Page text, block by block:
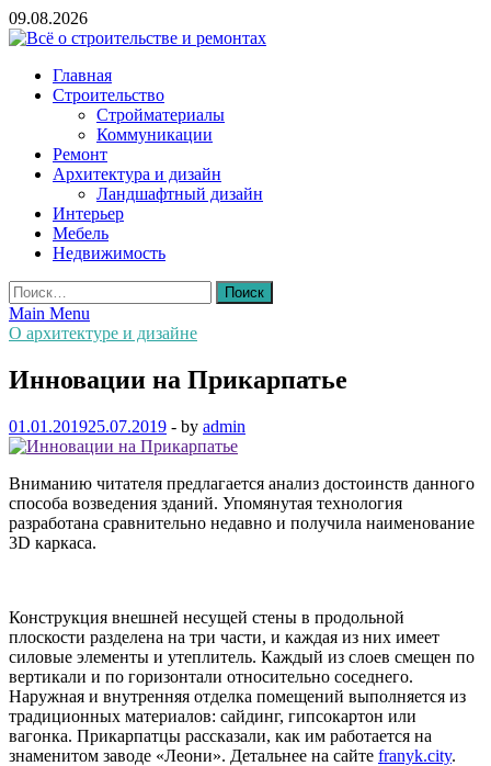
Skip
to
09.08.2026
Всё о строительстве и ремонтах
Главная
Строительство
Стройматериалы
Коммуникации
Ремонт
Архитектура и дизайн
Ландшафтный дизайн
Интерьер
Мебель
Недвижимость
Найти:
Main Menu
О архитектуре и дизайне
Инновации на Прикарпатье
01.01.201925.07.2019 - by admin
Вниманию читателя предлагается анализ достоинств данного
способа возведения зданий. Упомянутая технология
разработана сравнительно недавно и получила наименование
3D каркаса.
Конструкция внешней несущей стены в продольной
плоскости разделена на три части, и каждая из них имеет
силовые элементы и утеплитель. Каждый из слоев смещен по
вертикали и по горизонтали относительно соседнего.
Наружная и внутренняя отделка помещений выполняется из
традиционных материалов: сайдинг, гипсокартон или
вагонка. Прикарпатцы рассказали, как им работается на
знаменитом заводе «Леони». Детальнее на сайте franyk.city.